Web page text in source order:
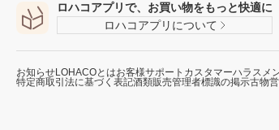
ロハコアプリで、お買い物をもっと快適に
ロハコアプリについて
お知らせLOHACOとはお客様サポート カスタマーハラスメ
特定商取引法に基づく表記酒類販売管理者標識の掲示古物